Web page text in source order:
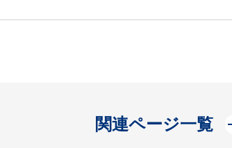
関連ページ一覧
開く